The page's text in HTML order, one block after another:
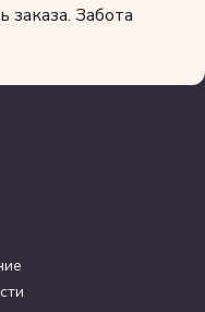
заказа. Забота